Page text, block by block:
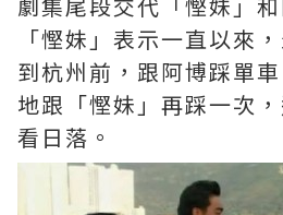
「慳妹」表示一直以來
到杭州前，跟阿博踩單
地跟「慳妹」再踩一次
看日落。